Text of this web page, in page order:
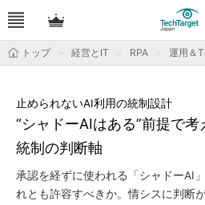
トップ 経営とIT RPA 運用＆
“シャドーAIはある”前提で
統制の判断軸
止められないAI利用の統制設計
承認を経ずに使われる「シャドーAI
れとも許容すべきか。情シスに判断